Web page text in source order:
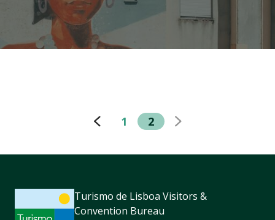
1 2
Turismo de Lisboa Visitors &
Convention Bureau